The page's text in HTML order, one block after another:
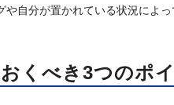
自分が置かれている状況によっ
くべき3つのポ